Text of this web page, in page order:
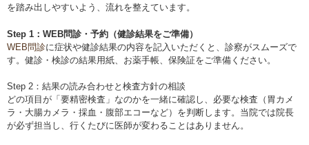
を踏み出しやすいよう、流れを整えています。
Step 1：WEB問診・予約（健診結果をご準備）
WEB問診に症状や健診結果の内容を記入いただくと、診察がスムーズで
す。健診・検診の結果用紙、お薬手帳、保険証をご準備ください。
Step 2：結果の読み合わせと検査方針の相談
どの項目が「要精密検査」なのかを一緒に確認し、必要な検査（胃カメ
ラ・大腸カメラ・採血・腹部エコーなど）を判断します。当院では院長
が必ず担当し、行くたびに医師が変わることはありません。